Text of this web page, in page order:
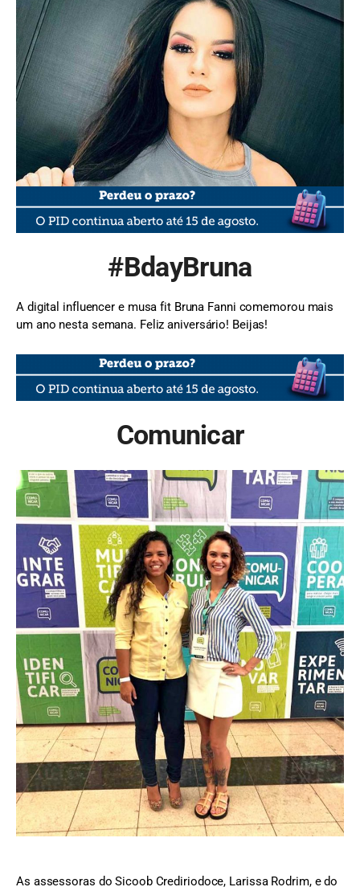
#BdayBruna
A digital influencer e musa fit Bruna Fanni comemorou mais
um ano nesta semana. Feliz aniversário! Beijas!
Comunicar
As assessoras do Sicoob Crediriodoce, Larissa Rodrim, e do